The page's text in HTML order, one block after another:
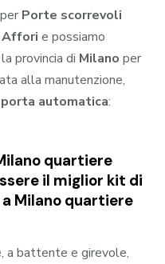
Porte scorrevoli
Affori e possiamo
provincia di Milanoper
alla manutenzione,
porta automatica:
quartiere
il miglior kit di
Milano quartiere
a battente e girevole,